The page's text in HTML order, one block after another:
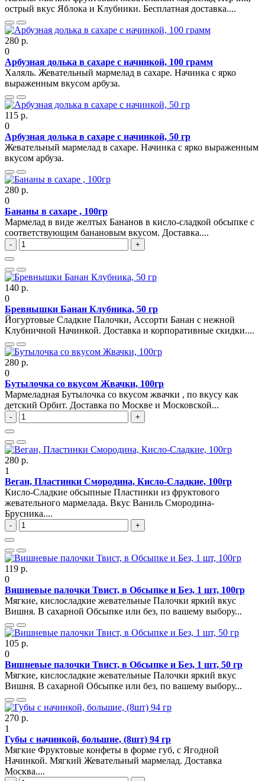
острый вкус Яблока и Клубники. Бесплатная доставка....
280 р.
0
Арбузная долька в сахаре с начинкой, 100 грамм
Халяль. Жевательный мармелад в сахаре. Начинка с ярко
выраженным вкусом арбуза.
115 р.
0
Арбузная долька в сахаре с начинкой, 50 гр
Жевательный мармелад в сахаре. Начинка с ярко выраженным
вкусом арбуза.
280 р.
0
Бананы в сахаре , 100гр
Мармелад в виде желтых Бананов в кисло-сладкой обсыпке с
соответствующим банановым вкусом. Доставка....
- +
140 р.
0
Бревнышки Банан Клубника, 50 гр
Йогуртовые Сладкие Палочки, Ассорти Банан с нежной
Клубничной Начинкой. Доставка и корпоративные скидки....
280 р.
0
Бутылочка со вкусом Жвачки, 100гр
Мармеладная Бутылочка со вкусом жвачки , по вкусу как
детский Орбит. Доставка по Москве и Московской...
- +
280 р.
1
Веган, Пластинки Смородина, Кисло-Сладкие, 100гр
Кисло-Сладкие обсыпные Пластинки из фруктового
жевательного мармелада. Вкус Ваниль Смородина-
Брусника....
- +
119 р.
0
Вишневые палочки Твист, в Обсыпке и Без, 1 шт, 100гр
Мягкие, кислосладкие жевательные Палочки яркий вкус
Вишня. В сахарной Обсыпке или без, по вашему выбору...
105 р.
0
Вишневые палочки Твист, в Обсыпке и Без, 1 шт, 50 гр
Мягкие, кислосладкие жевательные Палочки яркий вкус
Вишня. В сахарной Обсыпке или без, по вашему выбору...
270 р.
1
Губы с начинкой, большие, (8шт) 94 гр
Мягкие Фруктовые конфеты в форме губ, с Ягодной
Начинкой. Мягкий Жевательный мармелад. Доставка
Москва....